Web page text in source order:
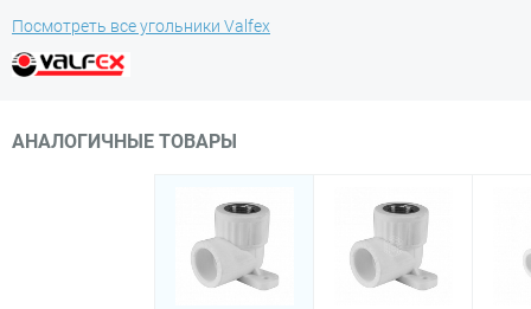
Посмотреть все угольники Valfex
АНАЛОГИЧНЫЕ ТОВАРЫ